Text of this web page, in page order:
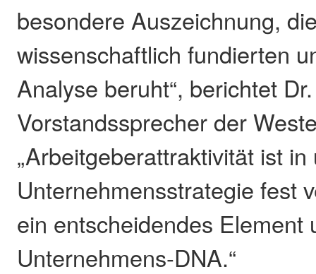
besondere Auszeichnung,
wissenschaftlich fundierten
Analyse beruht“, berichtet
Vorstandssprecher der
„Arbeitgeberattraktivität ist
Unternehmensstrategie fest
ein entscheidendes Element
Unternehmens-DNA.“